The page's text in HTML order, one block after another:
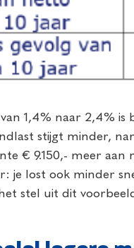
1,4% naar 2,4%
stijgt minder,
€ 9.150,- meer
je lost ook minder
het stel uit dit